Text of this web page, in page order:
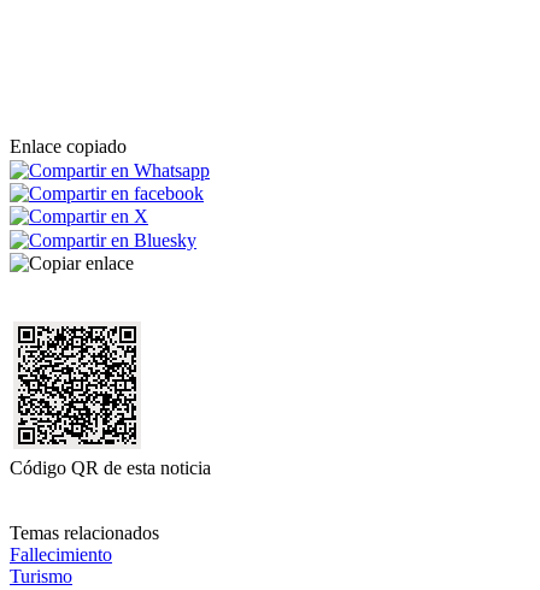
Enlace copiado
Código QR de esta noticia
Temas relacionados
Fallecimiento
Turismo